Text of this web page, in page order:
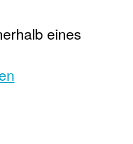
eines